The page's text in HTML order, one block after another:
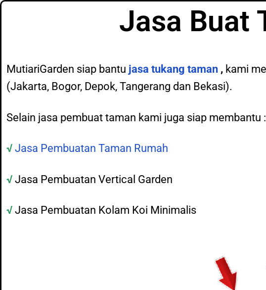
Jasa Buat
MutiariGarden siap bantu jasa tukang taman , kami
(Jakarta, Bogor, Depok, Tangerang dan Bekasi).
Selain jasa pembuat taman kami juga siap membantu :
√ Jasa Pembuatan Taman Rumah
√ Jasa Pembuatan Vertical Garden
√ Jasa Pembuatan Kolam Koi Minimalis